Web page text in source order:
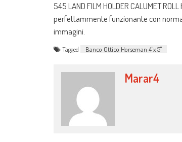
545 LAND FILM HOLDER CALUMET
perfettammente funzionante con
immagini.
Tagged Banco Ottico Horseman 4"x 5"
Marar4